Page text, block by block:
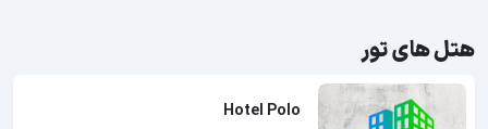
هتل های تور
Hotel Polo